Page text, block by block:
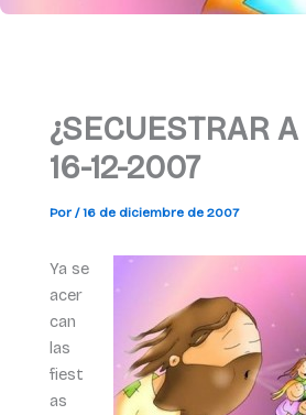
¿SECUESTRAR
16-12-2007
Por /16 de diciembre de 2007
Ya se
acer
can
las
fiest
as